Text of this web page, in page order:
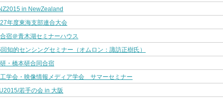
in NewZealand
年度東海支部連合大会
宿＠青木湖セミナーハウス
知的センシングセミナー（オムロン：諏訪正樹氏）
・橋本研合同合宿
学会・映像情報メディア学会 サマーセミナー
若手の会 in 大阪